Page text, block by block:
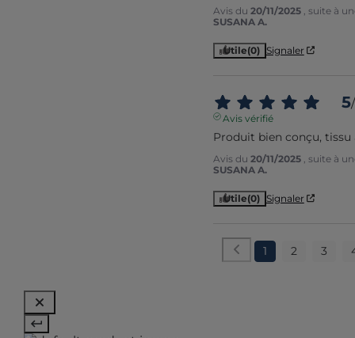
Avis du 20/11/2025
, suite à
SUSANA A.
Utile(0) Signaler
5/
Avis vérifié
Produit bien conçu, tissu
Avis du 20/11/2025
, suite à
SUSANA A.
Utile(0) Signaler
1 2 3